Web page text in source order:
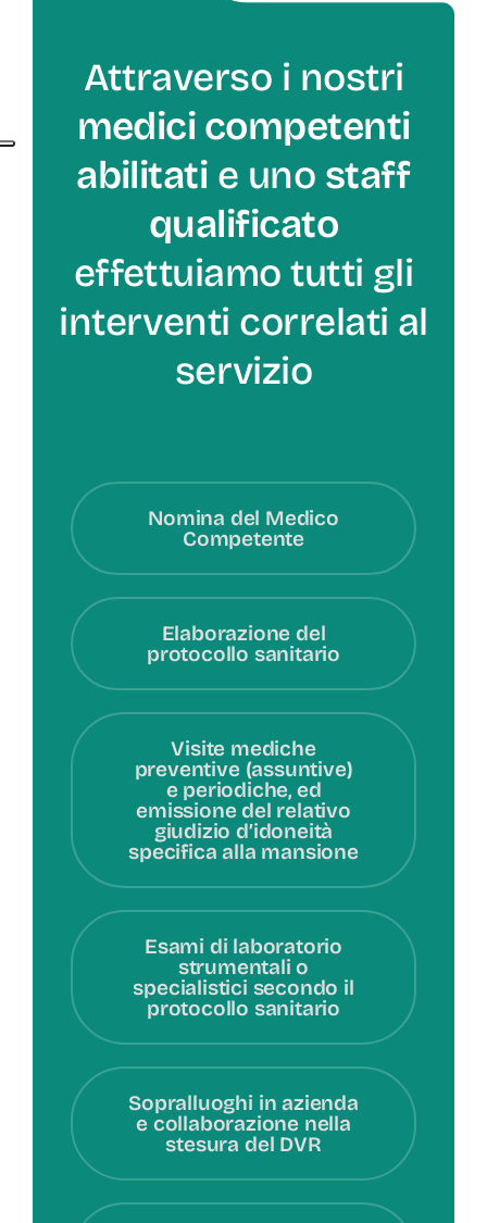
Attraverso i nostri
medici competenti
abilitati e uno staff
qualificato
effettuiamo tutti gli
interventi correlati al
servizio
Nomina del Medico
Competente
Elaborazione del
protocollo sanitario
Visite mediche
preventive (assuntive)
e periodiche, ed
emissione del relativo
giudizio d’idoneità
specifica alla mansione
Esami di laboratorio
strumentali o
specialistici secondo il
protocollo sanitario
Sopralluoghi in azienda
e collaborazione nella
stesura del DVR